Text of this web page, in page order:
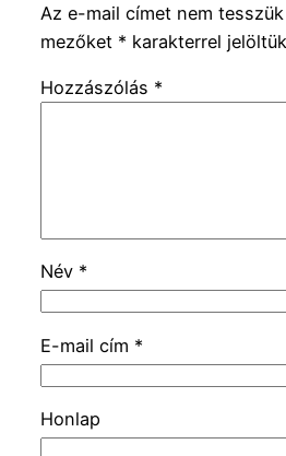
Az e-mail címet nem
mezőket * karakterrel jelöltük
Hozzászólás *
Név *
E-mail cím *
Honlap